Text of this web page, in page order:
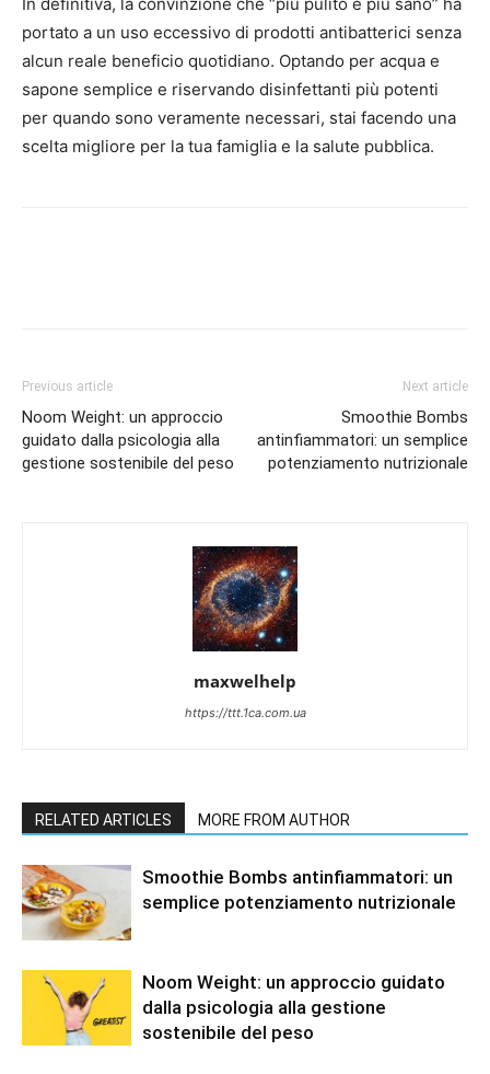
portato a un uso eccessivo di prodotti antibatterici senza
alcun reale beneficio quotidiano. Optando per acqua e
sapone semplice e riservando disinfettanti più potenti
per quando sono veramente necessari, stai facendo una
scelta migliore per la tua famiglia e la salute pubblica.
Previous article
Noom Weight: un approccio
guidato dalla psicologia alla
gestione sostenibile del peso
Next article
Smoothie Bombs
antinfiammatori: un semplice
potenziamento nutrizionale
maxwelhelp
https://ttt.1ca.com.ua
RELATED ARTICLES MORE FROM AUTHOR
Smoothie Bombs antinfiammatori: un
semplice potenziamento nutrizionale
Noom Weight: un approccio guidato
dalla psicologia alla gestione
sostenibile del peso